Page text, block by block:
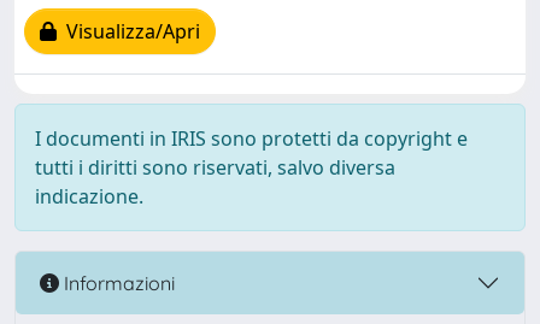
Visualizza/Apri
I documenti in IRIS sono protetti da copyright e
tutti i diritti sono riservati, salvo diversa
indicazione.
Informazioni